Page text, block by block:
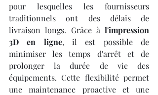
pour lesquelles les fournisseurs
traditionnels ont des délais de
livraison longs. Grâce à l'impression
3D en ligne, il est possible de
minimiser les temps d'arrêt et de
prolonger la durée de vie des
équipements. Cette flexibilité permet
une maintenance proactive et une